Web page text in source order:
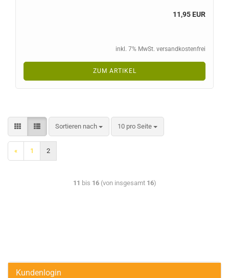
11,95 EUR
inkl. 7% MwSt. versandkostenfrei
ZUM ARTIKEL
Sortieren nach 10 pro Seite
« 1 2
11 bis 16(von insgesamt 16)
Kundenlogin